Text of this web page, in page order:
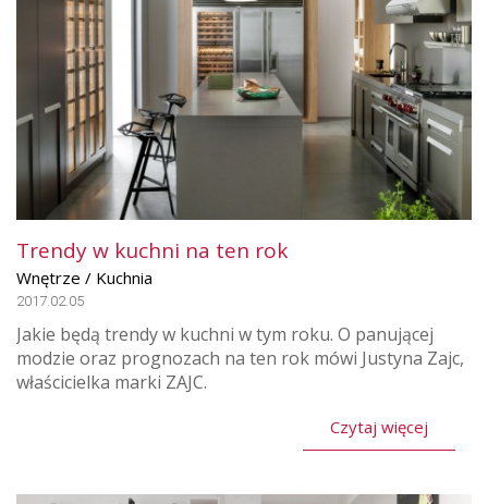
Trendy w kuchni na ten rok
Wnętrze / Kuchnia
2017.02.05
Jakie będą trendy w kuchni w tym roku. O panującej
modzie oraz prognozach na ten rok mówi Justyna Zajc,
właścicielka marki ZAJC.
Czytaj więcej